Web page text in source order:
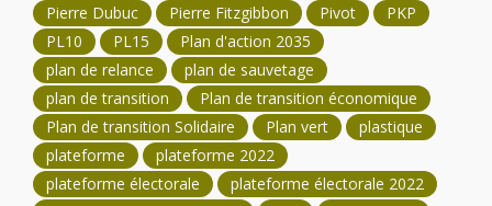
Pierre Dubuc
Pierre Fitzgibbon Pivot
PKP
PL10
PL15
Plan d'action 2035
plan de relance
plan de sauvetage
plan de transition
Plan de transition économique
Plan de transition Solidaire
Plan vert
plastique
plateforme
plateforme 2022
plateforme électorale
plateforme électorale 2022